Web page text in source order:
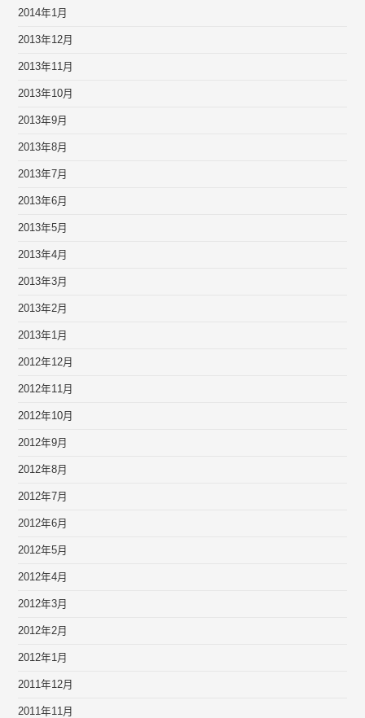
2014年1月
2013年12月
2013年11月
2013年10月
2013年9月
2013年8月
2013年7月
2013年6月
2013年5月
2013年4月
2013年3月
2013年2月
2013年1月
2012年12月
2012年11月
2012年10月
2012年9月
2012年8月
2012年7月
2012年6月
2012年5月
2012年4月
2012年3月
2012年2月
2012年1月
2011年12月
2011年11月